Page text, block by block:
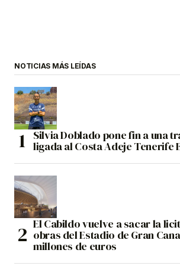
NOTICIAS MÁS LEÍDAS
Silvia Doblado pone fin a una
ligada al Costa Adeje Tenerife
El Cabildo vuelve a sacar la
obras del Estadio de Gran
millones de euros